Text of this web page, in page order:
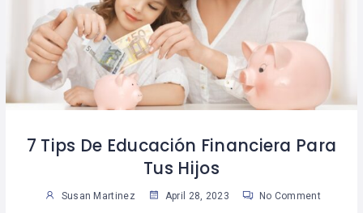
7 Tips De Educación Financiera Para
Tus Hijos
Susan Martinez April 28, 2023 No Comment